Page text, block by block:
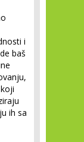
i
baš
ih sa